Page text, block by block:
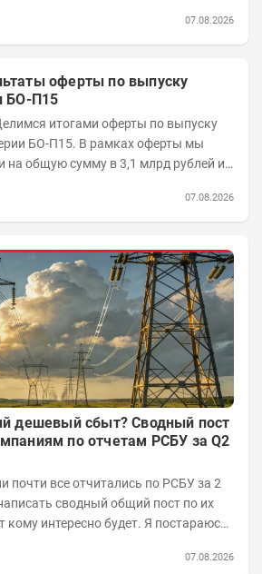
07.08.2026
оферты по выпуску
БО-П15
БО-П15. В рамках оферты мы
на общую сумму в 3,1 млрд рублей из
07.08.2026
дешевый сбыт? Сводный пост
по отчетам РСБУ за Q2
почти все отчитались по РСБУ за 2
сводный общий пост по их
будет. Я постараюсь
07.08.2026